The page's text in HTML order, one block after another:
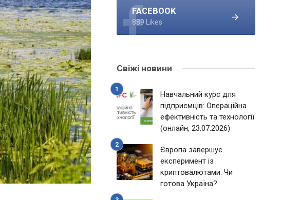
FACEBOOK
889 Likes
Свіжі новини
Навчальний курс для
підприємців: Операційна
ефективність та технології
(онлайн, 23.07.2026)
Європа завершує
експеримент із
криптовалютами. Чи
готова Україна?